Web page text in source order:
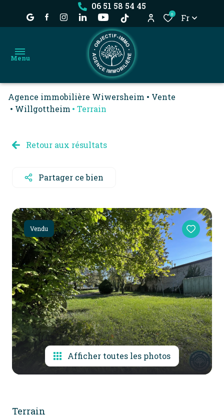
06 51 58 54 45
0 Fr
Menu
accueil
location
biens
locataire
l'agence
vendu
alerte
e-
mail
contact
Agence immobilière Wiwersheim
Vente
Willgottheim
Terrain
Retour aux résultats
Partager ce bien
Vendu
Afficher toutes les photos
Terrain